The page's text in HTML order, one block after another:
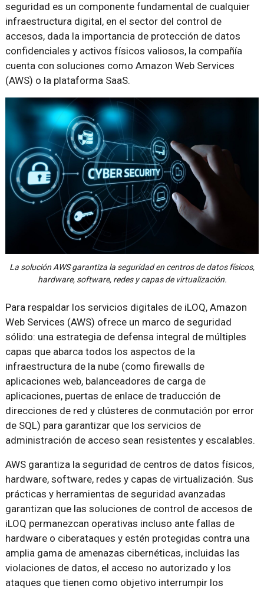
seguridad es un componente fundamental de cualquier
infraestructura digital, en el sector del control de
accesos, dada la importancia de protección de datos
confidenciales y activos físicos valiosos, la compañía
cuenta con soluciones como Amazon Web Services
(AWS) o la plataforma SaaS.
La solución AWS garantiza la seguridad en centros de datos físicos,
hardware, software, redes y capas de virtualización.
Para respaldar los servicios digitales de iLOQ, Amazon
Web Services (AWS) ofrece un marco de seguridad
sólido: una estrategia de defensa integral de múltiples
capas que abarca todos los aspectos de la
infraestructura de la nube (como firewalls de
aplicaciones web, balanceadores de carga de
aplicaciones, puertas de enlace de traducción de
direcciones de red y clústeres de conmutación por error
de SQL) para garantizar que los servicios de
administración de acceso sean resistentes y escalables.
AWS garantiza la seguridad de centros de datos físicos,
hardware, software, redes y capas de virtualización. Sus
prácticas y herramientas de seguridad avanzadas
garantizan que las soluciones de control de accesos de
iLOQ permanezcan operativas incluso ante fallas de
hardware o ciberataques y estén protegidas contra una
amplia gama de amenazas cibernéticas, incluidas las
violaciones de datos, el acceso no autorizado y los
ataques que tienen como objetivo interrumpir los